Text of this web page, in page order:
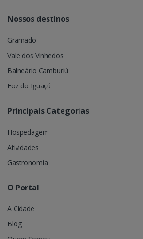
Nossos destinos
Gramado
Vale dos Vinhedos
Balneário Camburiú
Foz do Iguaçú
Principais Categorias
Hospedagem
Atividades
Gastronomia
O Portal
A Cidade
Blog